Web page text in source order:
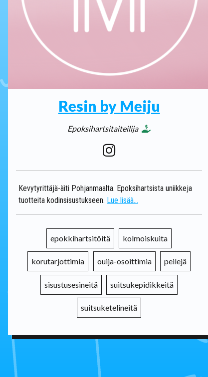
Resin by Meiju
Epoksihartsitaiteilija
Kevytyrittäjä-äiti Pohjanmaalta. Epoksihartsista uniikkeja
tuotteita kodinsisustukseen. Lue lisää...
epokkihartsitöitä kolmoiskuita
korutarjottimia ouija-osoittimia peilejä
sisustusesineitä suitsukepidikkeitä
suitsuketelineitä